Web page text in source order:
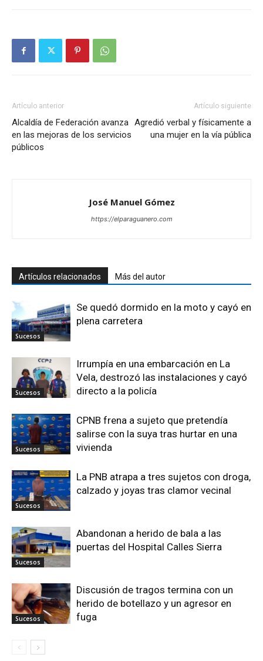
Artículo anterior
Alcaldía de Federación avanza
en las mejoras de los servicios
públicos
Artículo siguiente
Agredió verbal y físicamente a
una mujer en la vía pública
José Manuel Gómez
https://elparaguanero.com
Artículos relacionados Más del autor
Sucesos
Se quedó dormido en la moto y cayó en
plena carretera
Sucesos
Irrumpía en una embarcación en La
Vela, destrozó las instalaciones y cayó
directo a la policía
Sucesos
CPNB frena a sujeto que pretendía
salirse con la suya tras hurtar en una
vivienda
Sucesos
La PNB atrapa a tres sujetos con droga,
calzado y joyas tras clamor vecinal
Sucesos
Abandonan a herido de bala a las
puertas del Hospital Calles Sierra
Sucesos
Discusión de tragos termina con un
herido de botellazo y un agresor en
fuga